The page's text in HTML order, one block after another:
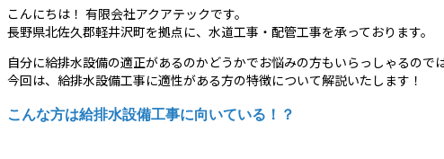
こんにちは！ 有限会社アクアテックです。
長野県北佐久郡軽井沢町を拠点に、水道工事・配管工事を承っております。
自分に給排水設備の適正があるのかどうかでお悩みの方もいらっしゃるので
今回は、給排水設備工事に適性がある方の特徴について解説いたします！
こんな方は給排水設備工事に向いている！？